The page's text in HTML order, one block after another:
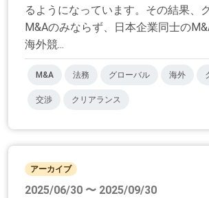
るようになっています。その結果、
M&Aのみならず、日本企業同士の
海外競...
M&A 法務 グローバル 海外
交渉 クリアランス
アーカイブ
2025/06/30 〜 2025/09/30